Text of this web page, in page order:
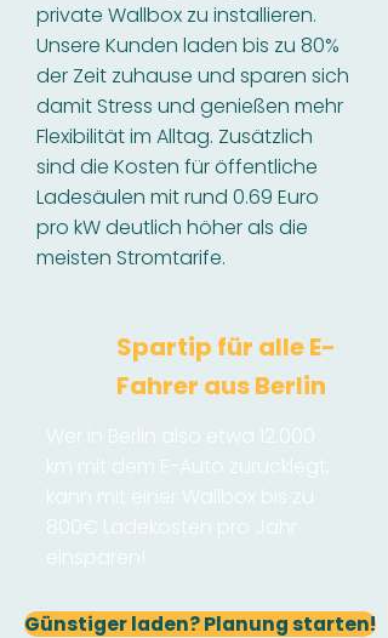
private Wallbox zu installieren.
Unsere Kunden laden bis zu 80%
der Zeit zuhause und sparen sich
damit Stress und genießen mehr
Flexibilität im Alltag. Zusätzlich
sind die Kosten für öffentliche
Ladesäulen mit rund 0.69 Euro
pro kW deutlich höher als die
meisten Stromtarife.
Spartip für alle E-
Fahrer aus Berlin
Wer in Berlin also etwa 12.000
km mit dem E-Auto zurücklegt,
kann mit einer Wallbox bis zu
800€ Ladekosten pro Jahr
einsparen!
Günstiger laden? Planung starten!